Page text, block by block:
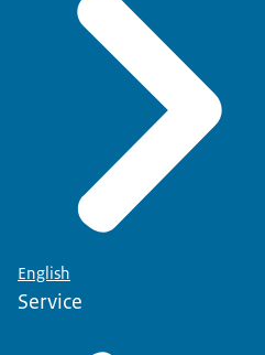
English
Service